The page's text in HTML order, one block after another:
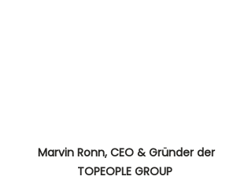
Marvin Ronn, CEO & Gründer der
TOPEOPLE GROUP